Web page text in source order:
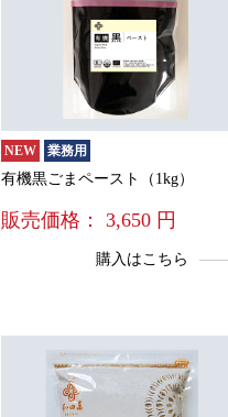
NEW 業務用
有機黒ごまペースト（1kg）
販売価格： 3,650 円
購入はこちら